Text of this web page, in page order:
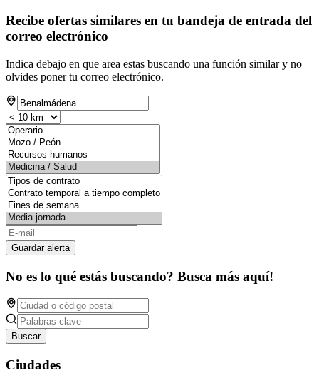
Recibe ofertas similares en tu bandeja de entrada del
correo electrónico
Indica debajo en que area estas buscando una función similar y no
olvides poner tu correo electrónico.
Guardar alerta
No es lo qué estás buscando? Busca más aquí!
Buscar
Ciudades